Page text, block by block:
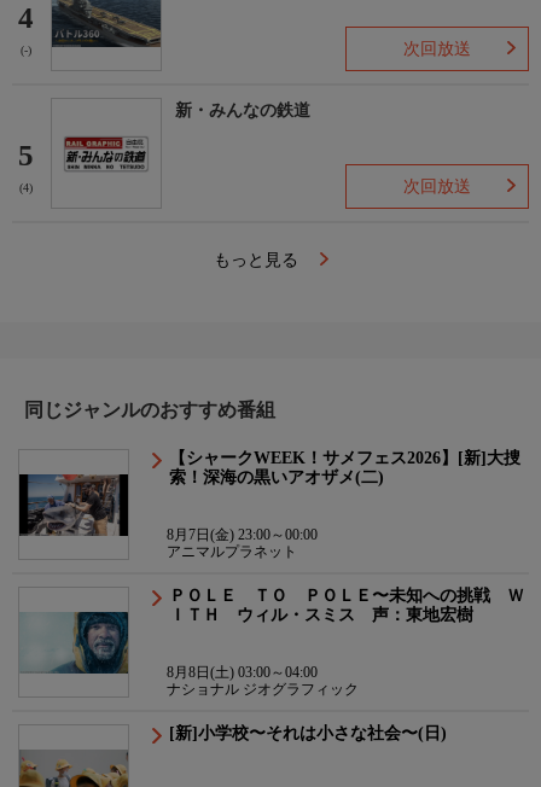
4
(-) 次回放送
5
(4)
新・みんなの鉄道
次回放送
もっと見る
同じジャンルのおすすめ番組
【シャークWEEK！サメフェス2026】[新]大捜
索！深海の黒いアオザメ(二)
8月7日(金) 23:00～00:00
アニマルプラネット
ＰＯＬＥ ＴＯ ＰＯＬＥ〜未知への挑戦 Ｗ
ＩＴＨ ウィル・スミス 声：東地宏樹
8月8日(土) 03:00～04:00
ナショナル ジオグラフィック
[新]小学校〜それは小さな社会〜(日)